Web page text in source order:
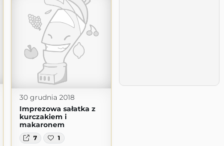
30 grudnia 2018
Imprezowa sałatka z
kurczakiem i
makaronem
7 1